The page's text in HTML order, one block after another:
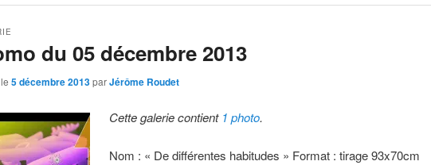
du 05 décembre 2013
5 décembre 2013parJérôme Roudet
Cette galerie contient 1 photo.
Nom : « De différentes habitudes » Format : tirage 93x70cm